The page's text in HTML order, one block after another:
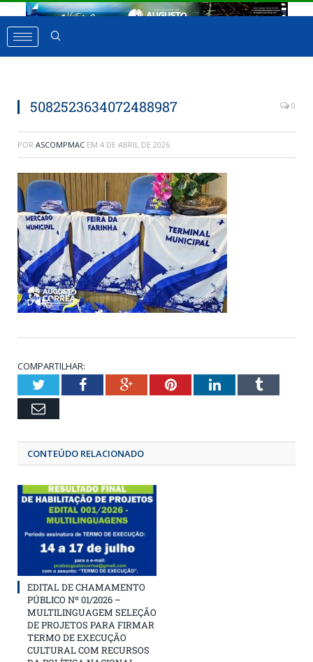
5082523634072488987 0
POR ASCOMPMAC EM 4 DE ABRIL DE 2026
COMPARTILHAR:
TwitterFacebookGoogle+Pinterest
LinkedIn
Email
CONTEÚDO RELACIONADO
EDITAL DE CHAMAMENTO
PÚBLICO Nº 01/2026 –
MULTILINGUAGEM SELEÇÃO
DE PROJETOS PARA FIRMAR
TERMO DE EXECUÇÃO
CULTURAL COM RECURSOS